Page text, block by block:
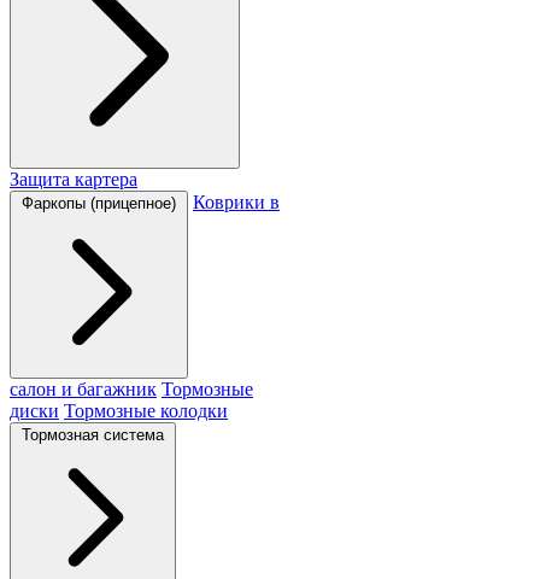
Защита картера
Фаркопы (прицепное) Коврики в
салон и багажник Тормозные
диски Тормозные колодки
Тормозная система